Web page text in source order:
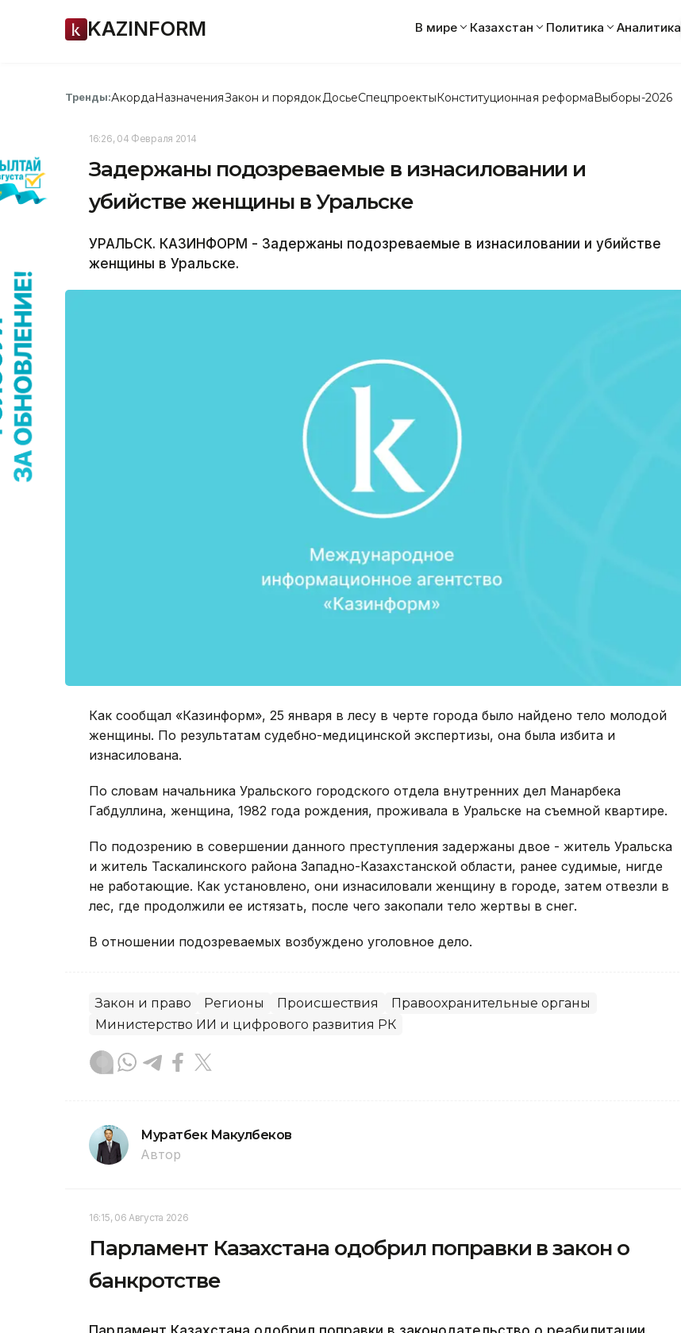
KAZINFORM В мире Казахстан Политика Аналитика
Тренды:АкордаНазначенияЗакон и порядок ДосьеСпецпроектыКонституционная реформаВыборы-2026
16:26, 04 Февраля 2014
Задержаны подозреваемые в изнасиловании и
убийстве женщины в Уральске
УРАЛЬСК. КАЗИНФОРМ - Задержаны подозреваемые в изнасиловании и убийстве
женщины в Уральске.
Как сообщал «Казинформ», 25 января в лесу в черте города было найдено тело молодой
женщины. По результатам судебно-медицинской экспертизы, она была избита и
изнасилована.
По словам начальника Уральского городского отдела внутренних дел Манарбека
Габдуллина, женщина, 1982 года рождения, проживала в Уральске на съемной квартире.
По подозрению в совершении данного преступления задержаны двое - житель Уральска
и житель Таскалинского района Западно-Казахстанской области, ранее судимые, нигде
не работающие. Как установлено, они изнасиловали женщину в городе, затем отвезли в
лес, где продолжили ее истязать, после чего закопали тело жертвы в снег.
В отношении подозреваемых возбуждено уголовное дело.
Закон и право Регионы Происшествия
Правоохранительные органы
Министерство ИИ и цифрового развития РК
Муратбек Макулбеков
Автор
16:15, 06 Августа 2026
Парламент Казахстана одобрил поправки в закон о
банкротстве